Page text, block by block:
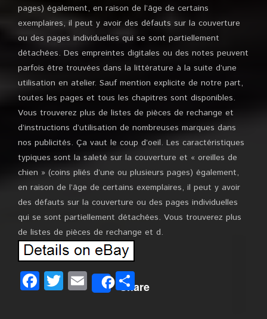
pages) également, en raison de l’âge de certains
exemplaires, il peut y avoir des défauts sur la couverture
ou des pages individuelles qui se sont partiellement
détachées. Des empreintes digitales ou des notes peuvent
parfois être trouvées dans la littérature à la suite d’une
utilisation en atelier. Sauf mention explicite de notre part,
toutes les pages et tous les chapitres sont disponibles.
Vous trouverez plus de listes de pièces de rechange et
d’instructions d’utilisation de nombreuses marques dans
nos publicités. Ça vaut le coup d’oeil. Les caractéristiques
typiques sont la saleté sur la couverture et « oreilles de
chien » (coins pliés d’une ou plusieurs pages) également,
en raison de l’âge de certains exemplaires, il peut y avoir
des défauts sur la couverture ou des pages individuelles
qui se sont partiellement détachées. Vous trouverez plus
de listes de pièces de rechange et d.
Facebook
Twitter
EmailSharePartager